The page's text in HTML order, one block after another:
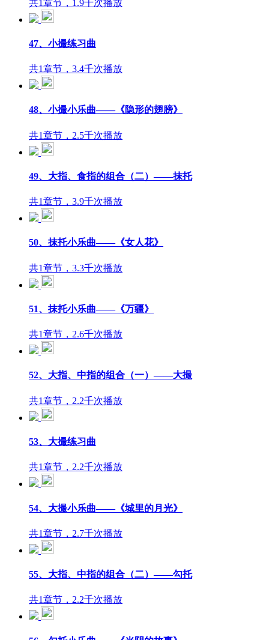
共1章节，1.9千次播放
47、小撮练习曲
共1章节，3.4千次播放
48、小撮小乐曲——《隐形的翅膀》
共1章节，2.5千次播放
49、大指、食指的组合（二）——抹托
共1章节，3.9千次播放
50、抹托小乐曲——《女人花》
共1章节，3.3千次播放
51、抹托小乐曲——《万疆》
共1章节，2.6千次播放
52、大指、中指的组合（一）——大撮
共1章节，2.2千次播放
53、大撮练习曲
共1章节，2.2千次播放
54、大撮小乐曲——《城里的月光》
共1章节，2.7千次播放
55、大指、中指的组合（二）——勾托
共1章节，2.2千次播放